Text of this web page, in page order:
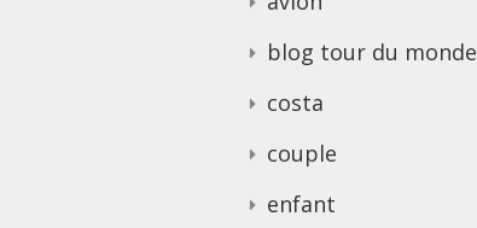
blog tour du monde
costa
couple
enfant